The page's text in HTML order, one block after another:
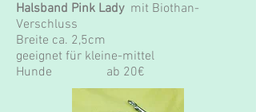
Halsband Pink Lady mit Biothan-
Verschluss
Breite ca. 2,5cm
geeignet für kleine-mittel
Hunde ab 20€